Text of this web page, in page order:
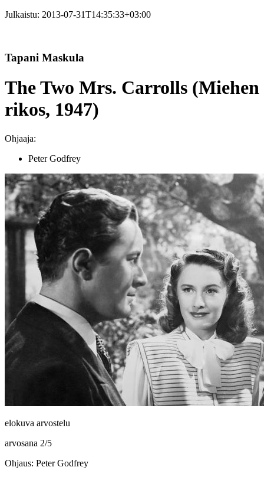
Julkaistu: 2013-07-31T14:35:33+03:00
Tapani Maskula
The Two Mrs. Carrolls (Miehen
rikos, 1947)
Ohjaaja:
Peter Godfrey
elokuva arvostelu
arvosana 2/5
Ohjaus: Peter Godfrey